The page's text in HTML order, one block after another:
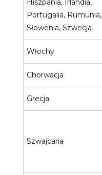
Hiszpania, Irlandia,
Portugalia, Rumunia,
Słowenia, Szwecja
Włochy
Chorwacja
Grecja
Szwajcaria